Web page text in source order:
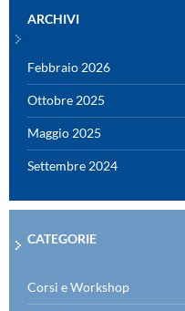
ARCHIVI
Febbraio 2026
Ottobre 2025
Maggio 2025
Settembre 2024
CATEGORIE
Corsi e Workshop